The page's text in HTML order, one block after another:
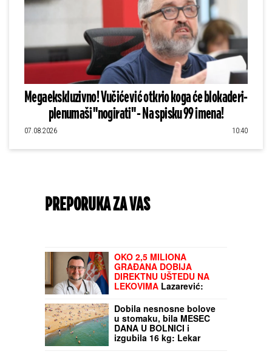
Megaekskluzivno! Vučićević otkrio koga će blokaderi-
plenumaši "nogirati" - Na spisku 99 imena!
07.08.2026 10:40
PREPORUKA ZA VAS
OKO 2,5 MILIONA
GRAĐANA DOBIJA
DIREKTNU UŠTEDU NA
LEKOVIMA Lazarević:
sve pacijente!
Dobila nesnosne bolove
u stomaku, bila MESEC
DANA U BOLNICI i
izgubila 16 kg: Lekar
veruje da je KUPANJE U